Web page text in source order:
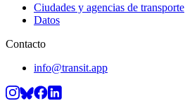
Ciudades y agencias de transporte
Datos
Contacto
info@transit.app